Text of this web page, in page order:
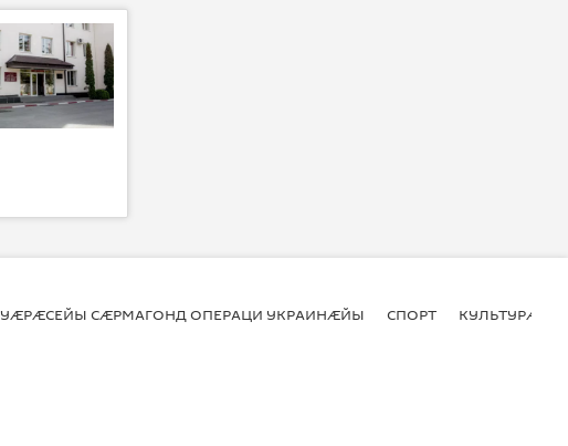
УӔРӔСЕЙЫ СӔРМАГОНД ОПЕРАЦИ УКРАИНӔЙЫ СПОРТ КУЛЬТУРӔ